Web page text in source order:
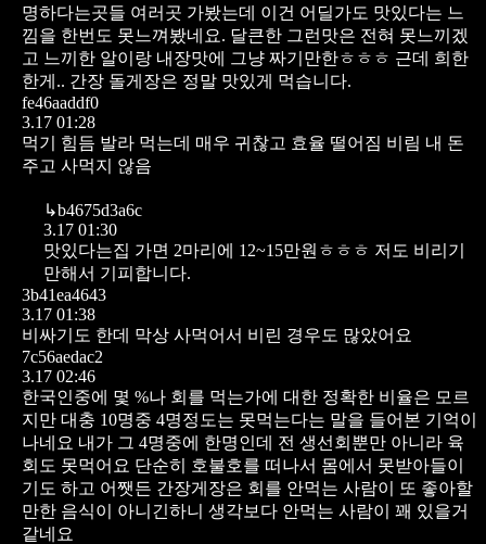
명하다는곳들 여러곳 가봤는데 이건 어딜가도 맛있다는 느
낌을 한번도 못느껴봤네요. 달큰한 그런맛은 전혀 못느끼겠
고 느끼한 알이랑 내장맛에 그냥 짜기만한ㅎㅎㅎ 근데 희한
한게.. 간장 돌게장은 정말 맛있게 먹습니다.
fe46aaddf0
3.17 01:28
먹기 힘듬 발라 먹는데 매우 귀찮고 효율 떨어짐 비림 내 돈
주고 사먹지 않음
↳b4675d3a6c
3.17 01:30
맛있다는집 가면 2마리에 12~15만원ㅎㅎㅎ 저도 비리기
만해서 기피합니다.
3b41ea4643
3.17 01:38
비싸기도 한데 막상 사먹어서 비린 경우도 많았어요
7c56aedac2
3.17 02:46
한국인중에 몇 %나 회를 먹는가에 대한 정확한 비율은 모르
지만 대충 10명중 4명정도는 못먹는다는 말을 들어본 기억이
나네요 내가 그 4명중에 한명인데 전 생선회뿐만 아니라 육
회도 못먹어요 단순히 호불호를 떠나서 몸에서 못받아들이
기도 하고 어쨋든 간장게장은 회를 안먹는 사람이 또 좋아할
만한 음식이 아니긴하니 생각보다 안먹는 사람이 꽤 있을거
같네요